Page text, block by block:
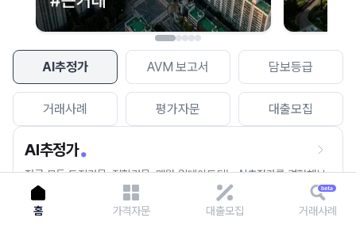
AI추정가 AVM 보고서 담보등급
거래사례 평가자문 대출모집
AI추정가
전국 모든 토지건물, 집합건물, 매월 업데이트되는 AI추정가를 경험해보
세요.
홈 가격자문 대출모집 거래사례